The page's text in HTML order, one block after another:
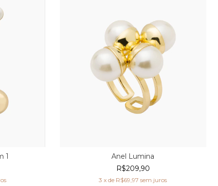
1
Anel Lumina
R$209,90
3 x de R$69,97 sem juros